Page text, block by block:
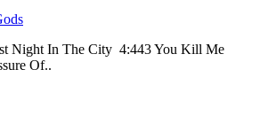
Night In The City 4:443 You Kill Me
Of..